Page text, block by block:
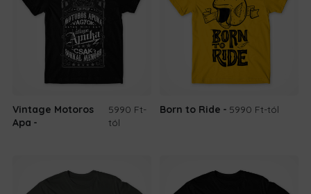
Vintage Motoros
Apa
5990 Ft-
tól
Born to Ride 5990 Ft-tól